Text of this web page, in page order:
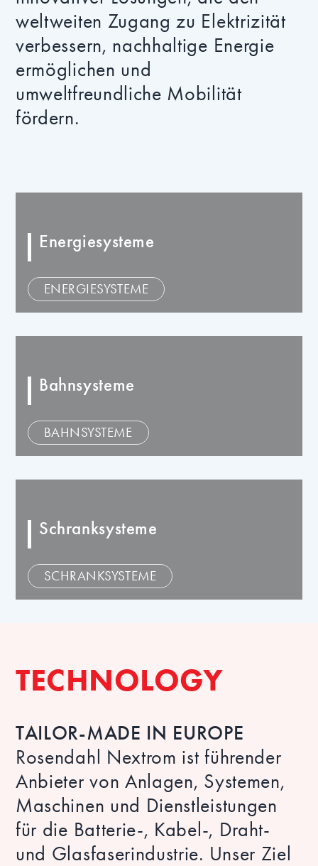
weltweiten Zugang zu Elektrizität
verbessern, nachhaltige Energie
ermöglichen und
umweltfreundliche Mobilität
fördern.
Energiesysteme
ENERGIESYSTEME
Bahnsysteme
BAHNSYSTEME
Schranksysteme
SCHRANKSYSTEME
TECHNOLOGY
TAILOR-MADE IN EUROPE
Rosendahl Nextrom ist führender
Anbieter von Anlagen, Systemen,
Maschinen und Dienstleistungen
für die Batterie-, Kabel-, Draht-
und Glasfaserindustrie. Unser Ziel